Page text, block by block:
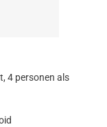
4 personen als